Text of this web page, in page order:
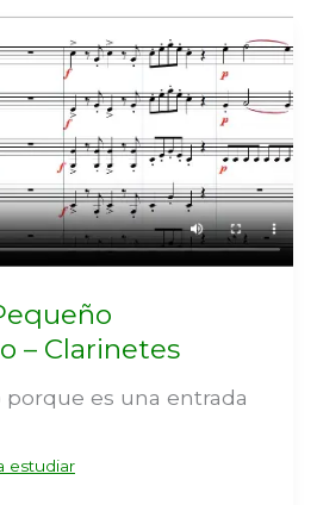
– Clarinetes
porque es una entrada
estudiar